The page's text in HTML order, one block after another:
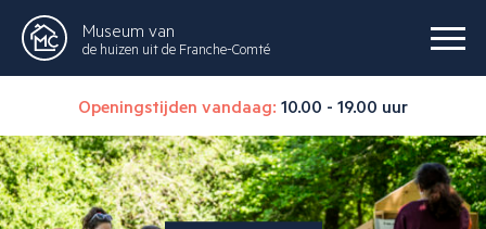
Museum van
de huizen uit de Franche-Comté
Openingstijden vandaag: 10.00 - 19.00 uur